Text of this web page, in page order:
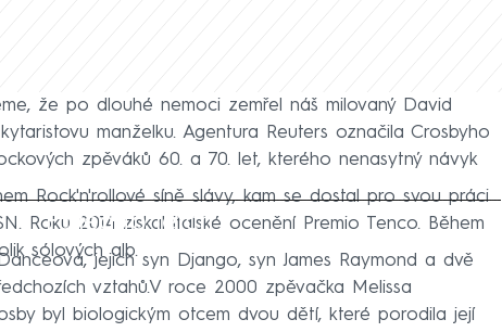
že po dlouhé nemoci zemřel náš milovaný David
manželku. Agentura Reuters označila Crosbyho
zpěváků 60. a 70. let, kterého nenasytný návyk
Failed to fetch
Rock'n'rollové síně slávy, kam se dostal pro svou práci
Roku 2014 získal italské ocenění Premio Tenco. Během
sólových alb.
jejich syn Django, syn James Raymond a dvě
vztahů.V roce 2000 zpěvačka Melissa
byl biologickým otcem dvou dětí, které porodila její